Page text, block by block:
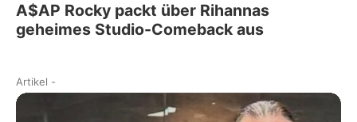
A$AP Rocky packt über Rihannas
geheimes Studio-Comeback aus
Artikel -